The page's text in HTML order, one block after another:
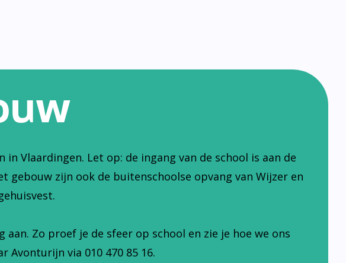
Vlaardingen. Let op: de ingang van de school is aan de
gebouw zijn ook de buitenschoolse opvang van Wijzer en
aan. Zo proef je de sfeer op school en zie je hoe we ons
Avonturijn via 010 470 85 16.